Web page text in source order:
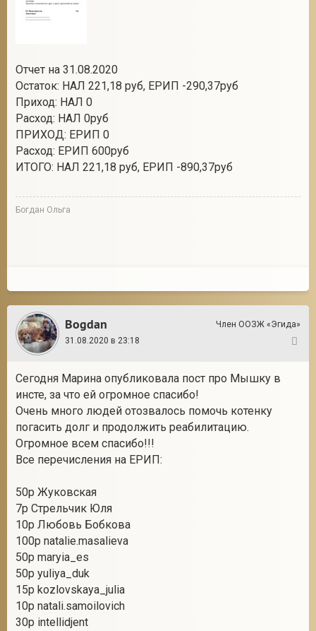
Отчет на 31.08.2020
Остаток: НАЛ 221,18 руб, ЕРИП -290,37руб
Приход: НАЛ 0
Расход: НАЛ 0руб
ПРИХОД: ЕРИП 0
Расход: ЕРИП 600руб
ИТОГО: НАЛ 221,18 руб, ЕРИП -890,37руб
Богдан Ольга
Bogdan
Член ООЗЖ «Эгида»
31.08.2020 в 23:18
Сегодня Марина опубликовала пост про Мышку в
инсте, за что ей огромное спасибо!
Очень много людей отозвалось помочь котенку
погасить долг и продолжить реабилитацию.
Огромное всем спасибо!!!
Все перечисления на ЕРИП:
50р Жуковская
7р Стрельчик Юля
10р Любовь Бобкова
100р natalie.masalieva
50р maryia_es
50р yuliya_duk
15р kozlovskaya_julia
10р natali.samoilovich
30р intellidjent